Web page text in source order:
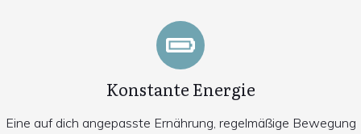
Konstante Energie
Eine auf dich angepasste Ernährung, regelmäßige Bewegung